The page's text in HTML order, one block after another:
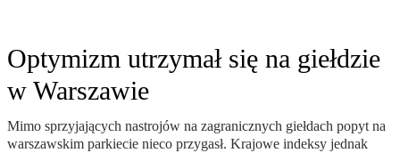
Optymizm utrzymał się na giełdzie
w Warszawie
Mimo sprzyjających nastrojów na zagranicznych giełdach popyt na
warszawskim parkiecie nieco przygasł. Krajowe indeksy jednak